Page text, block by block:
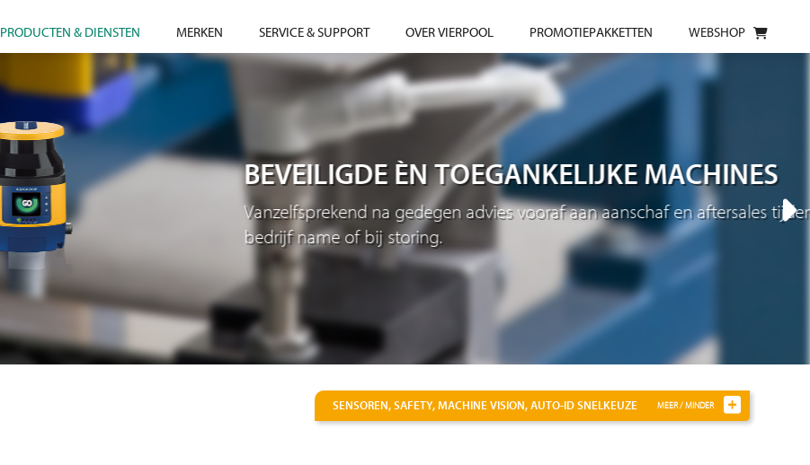
BEVEILIGDE ÈN TOEGANKELIJKE MACHINES
Vanzelfsprekend na gedegen advies vooraf aan aanschaf en aftersales tijdens in
bedrijf name of bij storing.
PRODUCTEN & DIENSTEN MERKEN SERVICE & SUPPORT OVER VIERPOOL PROMOTIEPAKKETTEN WEBSHOP
SENSOREN, SAFETY, MACHINE VISION, AUTO-IDSNELKEUZE